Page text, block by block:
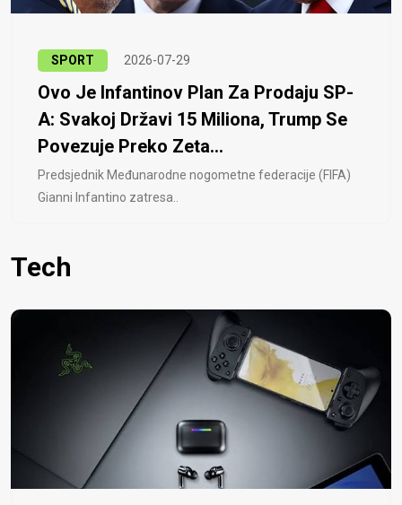
SPORT 2026-07-29
Ovo Je Infantinov Plan Za Prodaju SP-
A: Svakoj Državi 15 Miliona, Trump Se
Povezuje Preko Zeta...
Predsjednik Međunarodne nogometne federacije (FIFA)
Gianni Infantino zatresa..
Tech